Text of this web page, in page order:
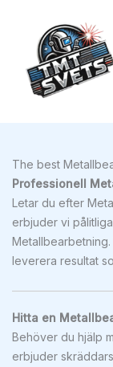
innehåll
The best
Professionell
Letar du efter
erbjuder vi
leverera resultat
Hitta en
Behöver du hjälp
erbjuder